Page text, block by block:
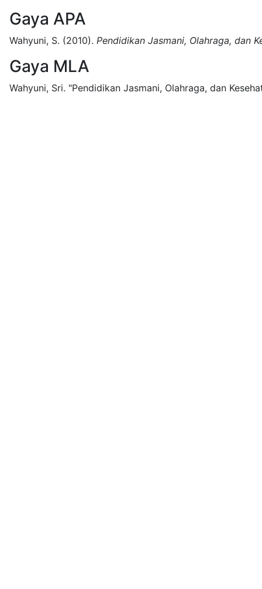
Gaya APA
Wahyuni, S. (2010). Pendidikan Jasmani, Olahraga, dan
Gaya MLA
Wahyuni, Sri. "Pendidikan Jasmani, Olahraga, dan